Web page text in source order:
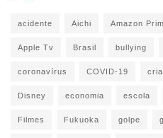
acidente Aichi Amazon
Apple Tv Brasil bullying
coronavírus COVID-19
Disney economia escola
Filmes Fukuoka golpe